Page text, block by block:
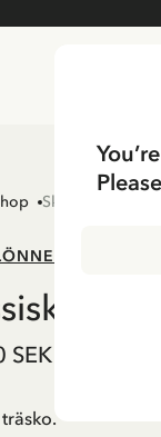
Skor
SEK